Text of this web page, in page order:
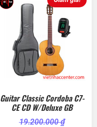
Guitar Classic Cordoba C7-
CE CD W/Deluxe GB
19.200.000₫